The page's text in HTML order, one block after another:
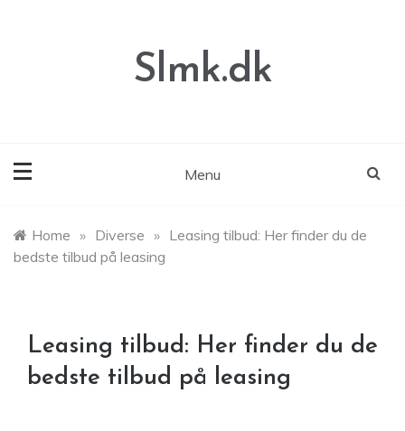
Slmk.dk
Menu
Home » Diverse » Leasing tilbud: Her finder du de
bedste tilbud på leasing
Leasing tilbud: Her finder du de
bedste tilbud på leasing